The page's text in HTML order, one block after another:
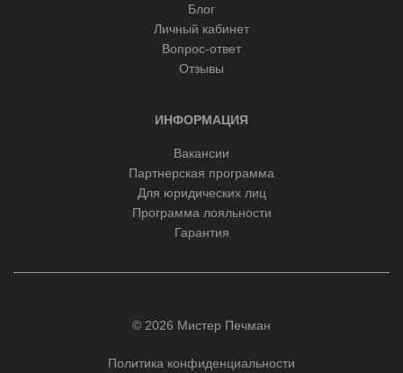
Блог
Личный кабинет
Вопрос-ответ
Отзывы
ИНФОРМАЦИЯ
Вакансии
Партнерская программа
Для юридических лиц
Программа лояльности
Гарантия
© 2026 Мистер Печман
Политика конфиденциальности